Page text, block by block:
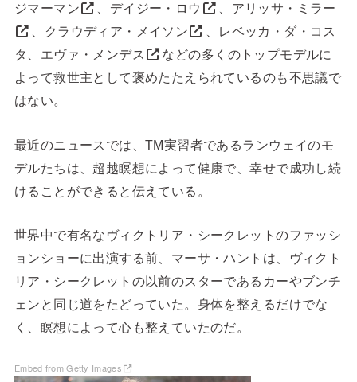
ジマーマン
デイジー・ロウ
アリッサ・ミラー
クラウディア・メイソン
、レベッカ・ダ・コス
タ、 エヴァ・メンデス
などの多くのトップモデルに
よって救世主として褒めたたえられているのも不思議で
はない。
最近のニュースでは、TM実習者であるランウェイのモ
デルたちは、超越瞑想によって健康で、幸せで成功し続
けることができると伝えている。
世界中で有名なヴィクトリア・シークレットのファッシ
ョンショーに出演する前、マーサ・ハントは、ヴィクト
リア・シークレットの以前のスターであるカーやブンチ
ェンと同じ道をたどっていた。身体を整えるだけでな
く、瞑想によって心も整えていたのだ。
Embed from Getty Images